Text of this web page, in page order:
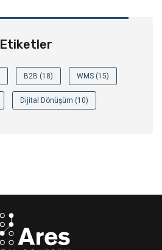
Etiketler
B2B (18) WMS (15)
Dijital Dönüşüm (10)